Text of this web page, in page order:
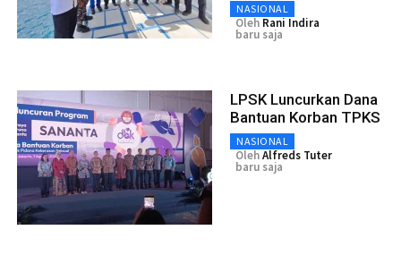
NASIONAL
Oleh Rani Indira
baru saja
LPSK Luncurkan Dana
Bantuan Korban TPKS
NASIONAL
OlehAlfreds Tuter
baru saja